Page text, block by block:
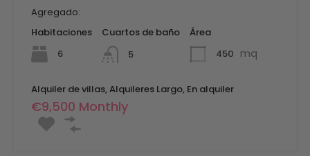
Agregado:
Habitaciones
6
Cuartos de baño
5
Área
450 mq
Alquiler de villas, Alquileres Largo, En alquiler
€9,500 Monthly